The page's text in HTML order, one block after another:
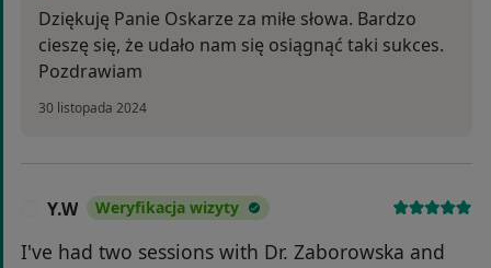
Dziękuję Panie Oskarze za miłe słowa. Bardzo
cieszę się, że udało nam się osiągnąć taki sukces.
Pozdrawiam
30 listopada 2024
Y.W Weryfikacja wizyty
I've had two sessions with Dr. Zaborowska and